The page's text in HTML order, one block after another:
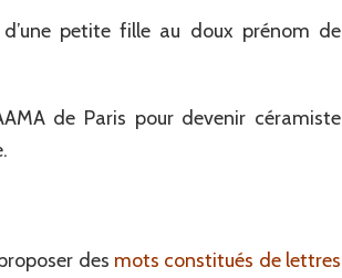
petite fille au doux prénom de
de Paris pour devenir céramiste
des mots constitués de lettres